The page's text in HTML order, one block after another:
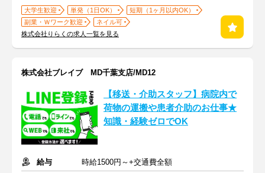
大学生歓迎 単発（1日OK）
短期（1ヶ月以内OK）
副業・Ｗワーク歓迎
ネイル可
株式会社りらくの求人一覧を見る
株式会社ブレイブ MD千葉支店/MD12
【移送・介助スタッフ】病院内で
荷物の運搬や患者介助のお仕事★
知識・経験ゼロでOK
給与
時給1500円～+交通費全額